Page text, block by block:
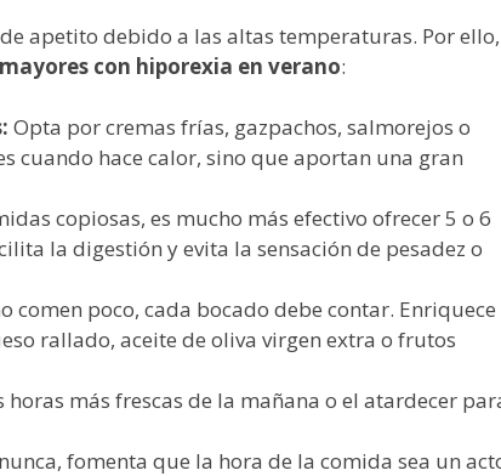
apetito debido a las altas temperaturas. Por ello,
con hiporexia en verano:
Opta por cremas frías, gazpachos, salmorejos o
cuando hace calor, sino que aportan una gran
copiosas, es mucho más efectivo ofrecer 5 o 6
la digestión y evita la sensación de pesadez o
comen poco, cada bocado debe contar. Enriquece
rallado, aceite de oliva virgen extra o frutos
horas más frescas de la mañana o el atardecer
fomenta que la hora de la comida sea un